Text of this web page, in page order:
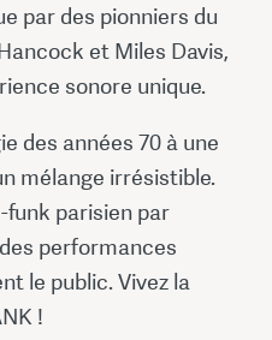
par des pionniers du
et Miles Davis,
sonore unique.
des années 70 à une
mélange irrésistible.
funk parisien par
performances
le public. Vivez la
!